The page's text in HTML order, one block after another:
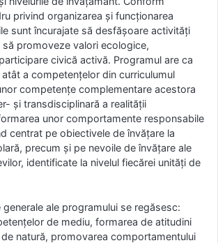
privind organizarea și funcționarea
sunt încurajate să desfășoare activități
să promoveze valori ecologice,
civică activă. Programul are ca
a competențelor din curriculumul
competențe complementare acestora
şi transdisciplinară a realităţii
unor comportamente responsabile
centrat pe obiectivele de învățare la
precum și pe nevoile de învățare ale
identificate la nivelul fiecărei unități de
ale programului se regăsesc:
de mediu, formarea de atitudini
natură, promovarea comportamentului